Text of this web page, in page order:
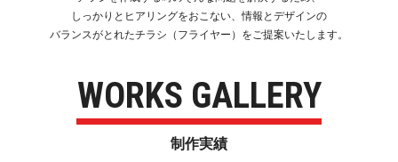
しっかりとヒアリングをおこない、情報とデザインの
バランスがとれたチラシ（フライヤー）をご提案いたします。
WORKS GALLERY
制 作 実 績